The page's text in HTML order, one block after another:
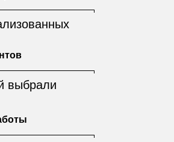
выбрали